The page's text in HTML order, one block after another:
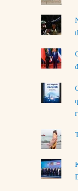
Chiến
31/07/